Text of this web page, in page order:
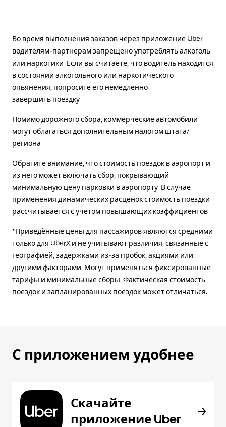
Во время выполнения заказов через приложение Uber
водителям-партнерам запрещено употреблять алкоголь
или наркотики. Если вы считаете, что водитель находится
в состоянии алкогольного или наркотического
опьянения, попросите его немедленно
завершить поездку.
Помимо дорожного сбора, коммерческие автомобили
могут облагаться дополнительным налогом штата/
региона.
Обратите внимание, что стоимость поездок в аэропорт и
из него может включать сбор, покрывающий
минимальную цену парковки в аэропорту. В случае
применения динамических расценок стоимость поездки
рассчитывается с учетом повышающих коэффициентов.
*Приведённые цены для пассажиров являются средними
только для UberX и не учитывают различия, связанные с
географией, задержками из-за пробок, акциями или
другими факторами. Могут применяться фиксированные
тарифы и минимальные сборы. Фактическая стоимость
поездок и запланированных поездок может отличаться.
С приложением удобнее
Скачайте
приложение Uber